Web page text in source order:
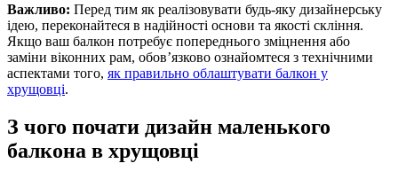
Важливо: Перед тим як реалізовувати будь-яку дизайнерську
ідею, переконайтеся в надійності основи та якості скління.
Якщо ваш балкон потребує попереднього зміцнення або
заміни віконних рам, обов’язково ознайомтеся з технічними
аспектами того, як правильно облаштувати балкон у
хрущовці.
З чого почати дизайн маленького
балкона в хрущовці